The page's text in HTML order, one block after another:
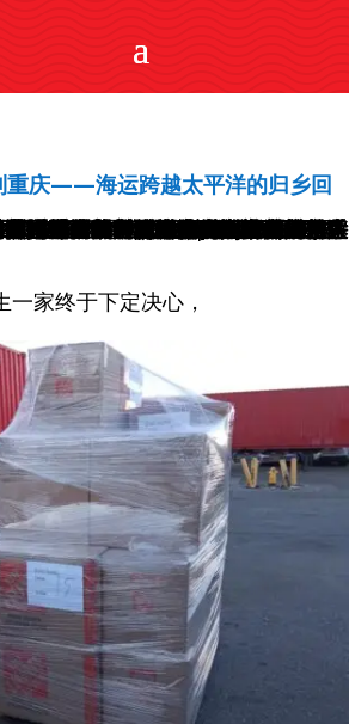
重庆——海运跨越太平洋的归乡回
家终于下定决心，